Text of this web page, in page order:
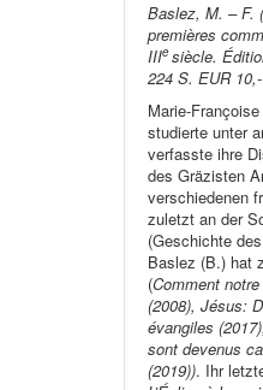
Baslez, M. – F.
premières
IIIe siècle.
224 S. EUR
Marie-
studierte unter
verfasste ihre
des Gräzisten
verschiedenen
zuletzt an der
(Geschichte
Baslez (B.) hat
(Comment
(2008), Jésus:
évangiles
sont devenus
(2019)). Ihr